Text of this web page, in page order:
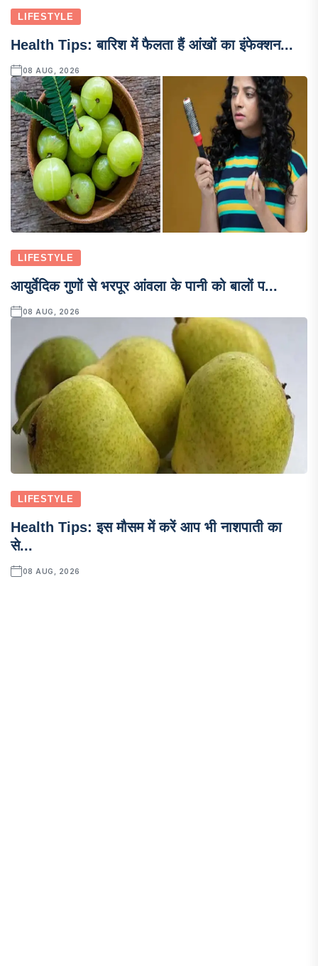
LIFESTYLE
Health Tips: बारिश में फैलता हैं आंखों का इंफेक्शन...
08 AUG, 2026
LIFESTYLE
आयुर्वेदिक गुणों से भरपूर आंवला के पानी को बालों प...
08 AUG, 2026
LIFESTYLE
Health Tips: इस मौसम में करें आप भी नाशपाती का
से...
08 AUG, 2026